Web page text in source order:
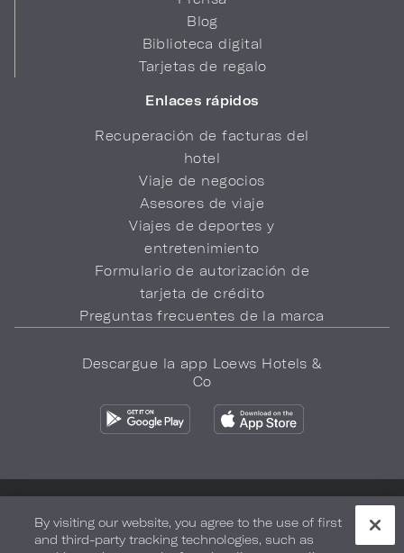
Blog
Biblioteca digital
Tarjetas de regalo
Enlaces rápidos
Recuperación de facturas del
hotel
Viaje de negocios
Asesores de viaje
Viajes de deportes y
entretenimiento
Formulario de autorización de
tarjeta de crédito
Preguntas frecuentes de la marca
Descargue la app Loews Hotels &
Co
Seguridad y bienestar Términos de Uso Accesibilidad
By visiting our website, you agree to the use of first
and third-party tracking technologies, such as